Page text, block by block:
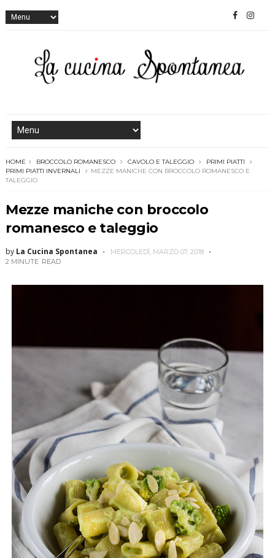
HOME BROCCOLO ROMANESCO CAVOLO E TALEGGIO
PRIMI PIATTI
PRIMI PIATTI INVERNALI
MEZZE MANICHE CON BROCCOLO ROMANESCO E
TALEGGIO
Mezze maniche con broccolo
romanesco e taleggio
by La Cucina Spontanea
MERCOLEDÌ, MARZO 07, 2018
2 MINUTE READ